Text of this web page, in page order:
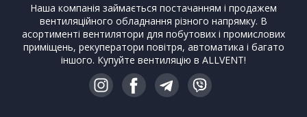
Наша компанія займається постачанням і продажем
вентиляційного обладнання різного напрямку. В
асортименті вентилятори для побутових і промислових
приміщень, рекуператори повітря, автоматика і багато
іншого. Купуйте вентиляцію в ALLVENT!